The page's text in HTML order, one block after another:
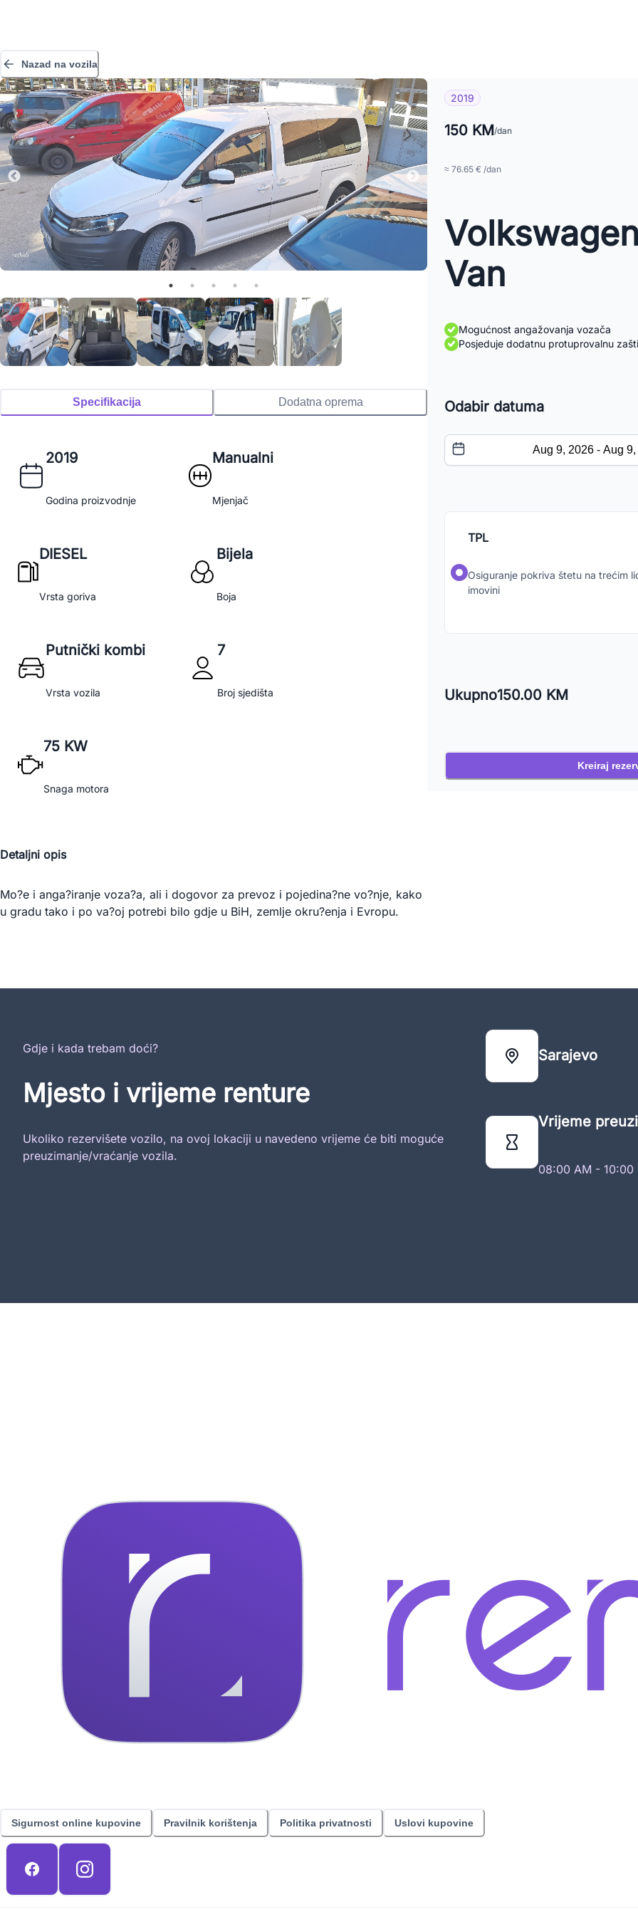
Nazad na vozila
Specifikacija Dodatna oprema
2019
Godina proizvodnje
Manualni
Mjenjač
DIESEL
Vrsta goriva
Bijela
Boja
Putnički kombi
Vrsta vozila
7
Broj sjedišta
75 KW
Snaga motora
Detaljni opis
Mo?e i anga?iranje voza?a, ali i dogovor za prevoz i pojedina?ne vo?nje, kako
u gradu tako i po va?oj potrebi bilo gdje u BiH, zemlje okru?enja i Evropu.
2019
150 KM/dan
≈ 76.65 € /dan
Van
Mogućnost angažovanja vozača
Posjeduje dodatnu protuprovalnu
Odabir datuma
TPL
Osiguranje pokriva štetu na trećim
imovini
Ukupno150.00 KM
Kreiraj
Gdje i kada trebam doći?
Mjesto i vrijeme renture
Ukoliko rezervišete vozilo, na ovoj lokaciji u navedeno vrijeme će biti moguće
preuzimanje/vraćanje vozila.
Sarajevo
Vrijeme
08:00 AM - 10:00
Sigurnost online kupovine Pravilnik korištenja Politika privatnosti Uslovi kupovine